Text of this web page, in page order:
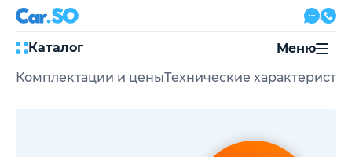
Каталог
Меню
Комплектации и ценыТехнические